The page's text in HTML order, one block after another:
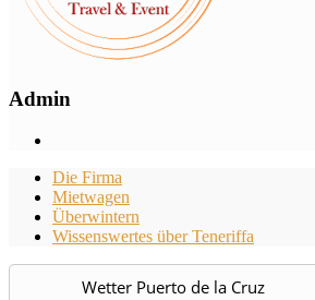
Admin
Die Firma
Mietwagen
Überwintern
Wissenswertes über Teneriffa
Wetter Puerto de la Cruz